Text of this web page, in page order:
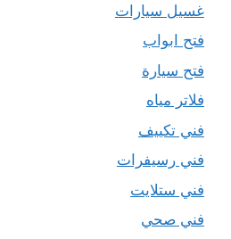
غسيل سيارات
فتح ابواب
فتح سيارة
فلاتر مياه
فني تكييف
فني رسيفرات
فني ستلايت
فني صحي